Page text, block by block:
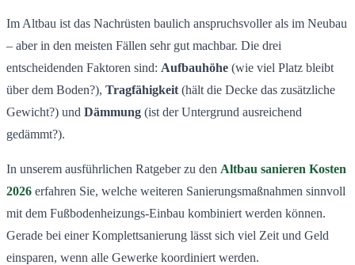
Im Altbau ist das Nachrüsten baulich anspruchsvoller als im Neubau
– aber in den meisten Fällen sehr gut machbar. Die drei
entscheidenden Faktoren sind: Aufbauhöhe (wie viel Platz bleibt
über dem Boden?), Tragfähigkeit (hält die Decke das zusätzliche
Gewicht?) und Dämmung (ist der Untergrund ausreichend
gedämmt?).
In unserem ausführlichen Ratgeber zu den Altbau sanieren Kosten
2026 erfahren Sie, welche weiteren Sanierungsmaßnahmen sinnvoll
mit dem Fußbodenheizungs-Einbau kombiniert werden können.
Gerade bei einer Komplettsanierung lässt sich viel Zeit und Geld
einsparen, wenn alle Gewerke koordiniert werden.